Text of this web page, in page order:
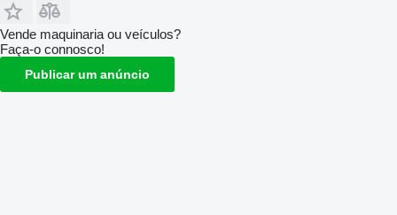
Vende maquinaria ou veículos?
Faça-o connosco!
Publicar um anúncio